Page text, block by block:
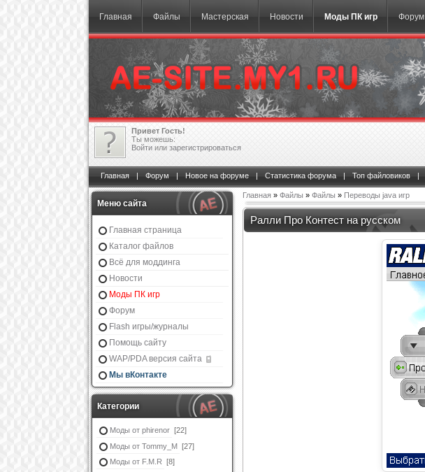
Главная Файлы Мастерская Новости Моды ПК игр Форум
Привет Гость!
Ты можешь:
Войти или зарегистрироваться
Главная | Форум | Новое на форуме | Статистика форума | Топ файловиков |
Меню сайта
Главная страница
Каталог файлов
Всё для моддинга
Новости
Моды ПК игр
Форум
Flash игры/журналы
Помощь сайту
WAP/PDA версия сайта
Мы вКонтакте
Категории
Моды от phirenor [22]
Моды от Tommy_M [27]
Моды от F.M.R [8]
Главная » Файлы » Файлы » Переводы java игр
Ралли Про Контест на русском